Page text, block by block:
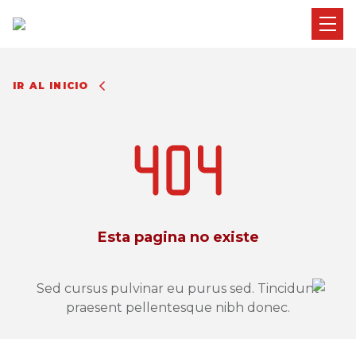
IR AL INICIO
Esta pagina no existe
Sed cursus pulvinar eu purus sed. Tincidunt
praesent pellentesque nibh donec.